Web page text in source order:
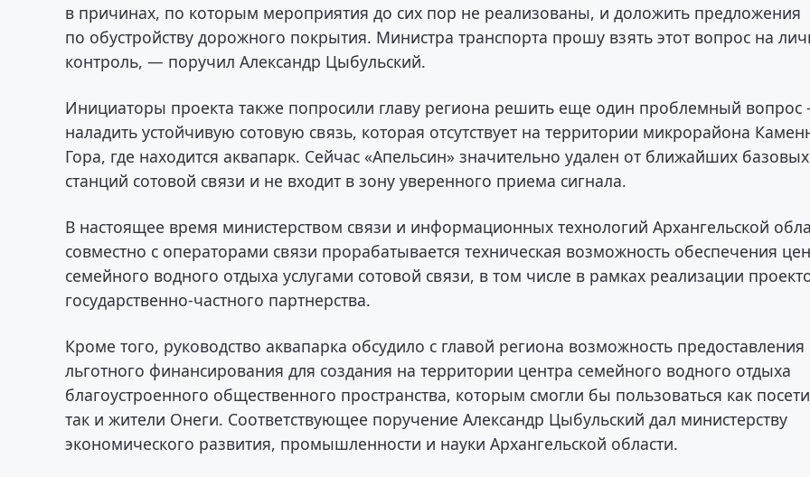
в причинах, по которым мероприятия до сих пор не реализованы, и доложить предложения
по обустройству дорожного покрытия. Министра транспорта прошу взять этот вопрос на
контроль, — поручил Александр Цыбульский.
Инициаторы проекта также попросили главу региона решить еще один проблемный
наладить устойчивую сотовую связь, которая отсутствует на территории микрорайона
Гора, где находится аквапарк. Сейчас «Апельсин» значительно удален от ближайших базовых
станций сотовой связи и не входит в зону уверенного приема сигнала.
В настоящее время министерством связи и информационных технологий Архангельской
совместно с операторами связи прорабатывается техническая возможность обеспечения
семейного водного отдыха услугами сотовой связи, в том числе в рамках реализации
государственно-частного партнерства.
Кроме того, руководство аквапарка обсудило с главой региона возможность предоставления
льготного финансирования для создания на территории центра семейного водного отдыха
благоустроенного общественного пространства, которым смогли бы пользоваться как
так и жители Онеги. Соответствующее поручение Александр Цыбульский дал министерству
экономического развития, промышленности и науки Архангельской области.